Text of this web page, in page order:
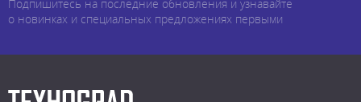
Подпишитесь на последние обновления и узнавайте
о новинках и специальных предложениях первыми